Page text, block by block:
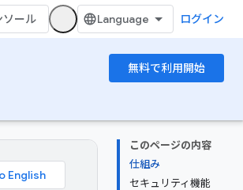
ソール ログイン
無料で利用開始
このページの内容
仕組み
セキュリティ機能